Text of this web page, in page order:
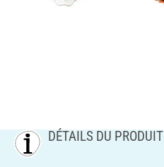
DÉTAILS DU PRODUIT